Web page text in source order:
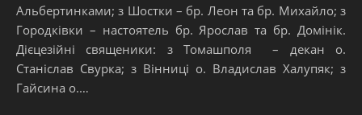
Альбертинками; з Шостки – бр. Леон та бр. Михайло; з
Городківки – настоятель бр. Ярослав та бр. Домінік.
Дієцезійні священики: з Томашполя – декан о.
Станіслав Свурка; з Вінниці о. Владислав Халупяк; з
Гайсина о.…